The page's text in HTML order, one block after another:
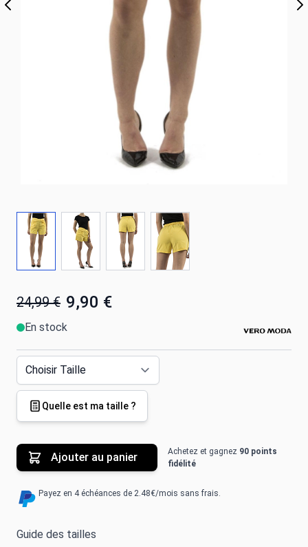
24,99 € 9,90 €
En stock
Quelle est ma taille ?
Ajouter au panier Achetez et gagnez 90 points
fidélité
Payez en 4 échéances de 2.48€/mois sans frais.
Guide des tailles